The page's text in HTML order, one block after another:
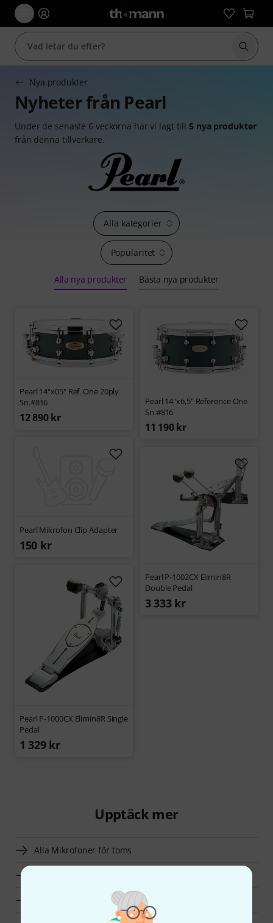
Börja
Nya produkter
Nyheter från Pearl
Under de senaste 6 veckorna har vi lagt till 5 nya produkter
från denna tillverkare.
Popularitet
Alla kategorier
Alla nya produkter Bästa nya produkter
Pearl 14"x05" Ref. One 20ply
Sn.#816
12 890 kr
Pearl 14"x6,5" Reference One
Sn.#816
11 190 kr
Pearl Mikrofon Clip Adapter
150 kr
Pearl P-1002CX Elimin8R
Double Pedal
3 333 kr
Pearl P-1000CX Elimin8R Single
Pedal
1 329 kr
Upptäck mer
Alla Mikrofoner för toms